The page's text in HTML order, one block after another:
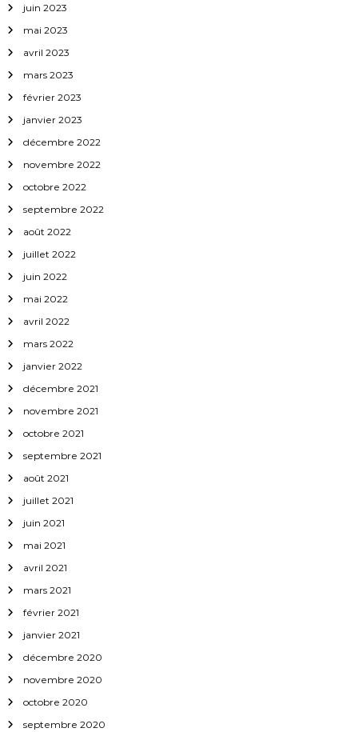
l
e
juin 2023
mai 2023
avril 2023
mars 2023
février 2023
janvier 2023
décembre 2022
novembre 2022
octobre 2022
septembre 2022
août 2022
juillet 2022
juin 2022
mai 2022
avril 2022
mars 2022
janvier 2022
décembre 2021
novembre 2021
octobre 2021
septembre 2021
août 2021
juillet 2021
juin 2021
mai 2021
avril 2021
mars 2021
février 2021
janvier 2021
décembre 2020
novembre 2020
octobre 2020
septembre 2020